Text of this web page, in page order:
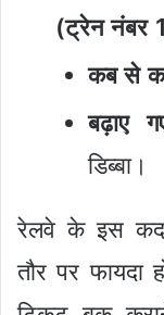
(ट्रेन नंबर
कब से
बढ़ाए
डिब्बा।
रेलवे के इस
तौर पर फायदा